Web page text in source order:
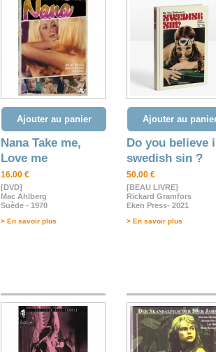
Ajouter au panier
Nana Take me,
Love me
16.00 €
[DVD]
Mac Ahlberg
Suède - 1970
> En savoir plus
Ajouter au
Do you believe
swedish sin ?
50.00 €
[BEAU LIVRE]
Rickard Gramfors
Eken Press- 2021
> En savoir plus